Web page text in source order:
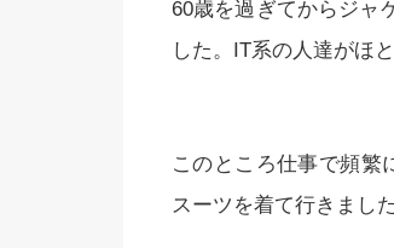
60歳を過ぎてからジャ
した。IT系の人達がほ
このところ仕事で頻繁
スーツを着て行きました